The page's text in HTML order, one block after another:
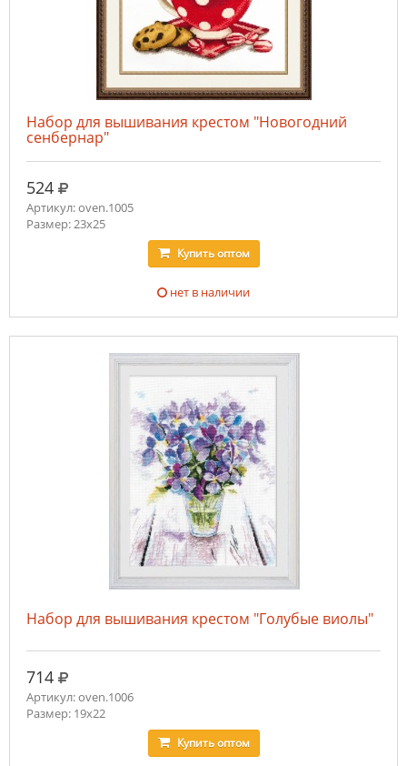
Набор для вышивания крестом "Новогодний
сенбернар"
524 руб.
Артикул: oven.1005
Размер: 23х25
Купитьоптом
нет в наличии
Набор для вышивания крестом "Голубые виолы"
714 руб.
Артикул: oven.1006
Размер: 19х22
Купитьоптом